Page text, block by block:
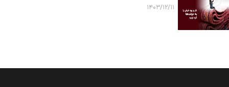
۱۴۰۳/۱۲/۱۱